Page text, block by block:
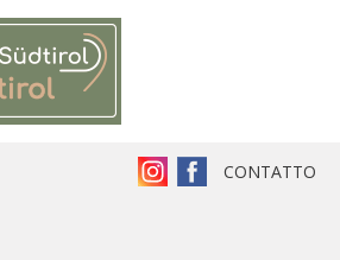
CONTATTO